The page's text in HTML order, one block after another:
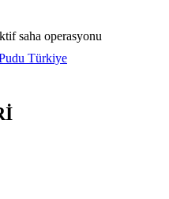
saha operasyonu
Türkiye